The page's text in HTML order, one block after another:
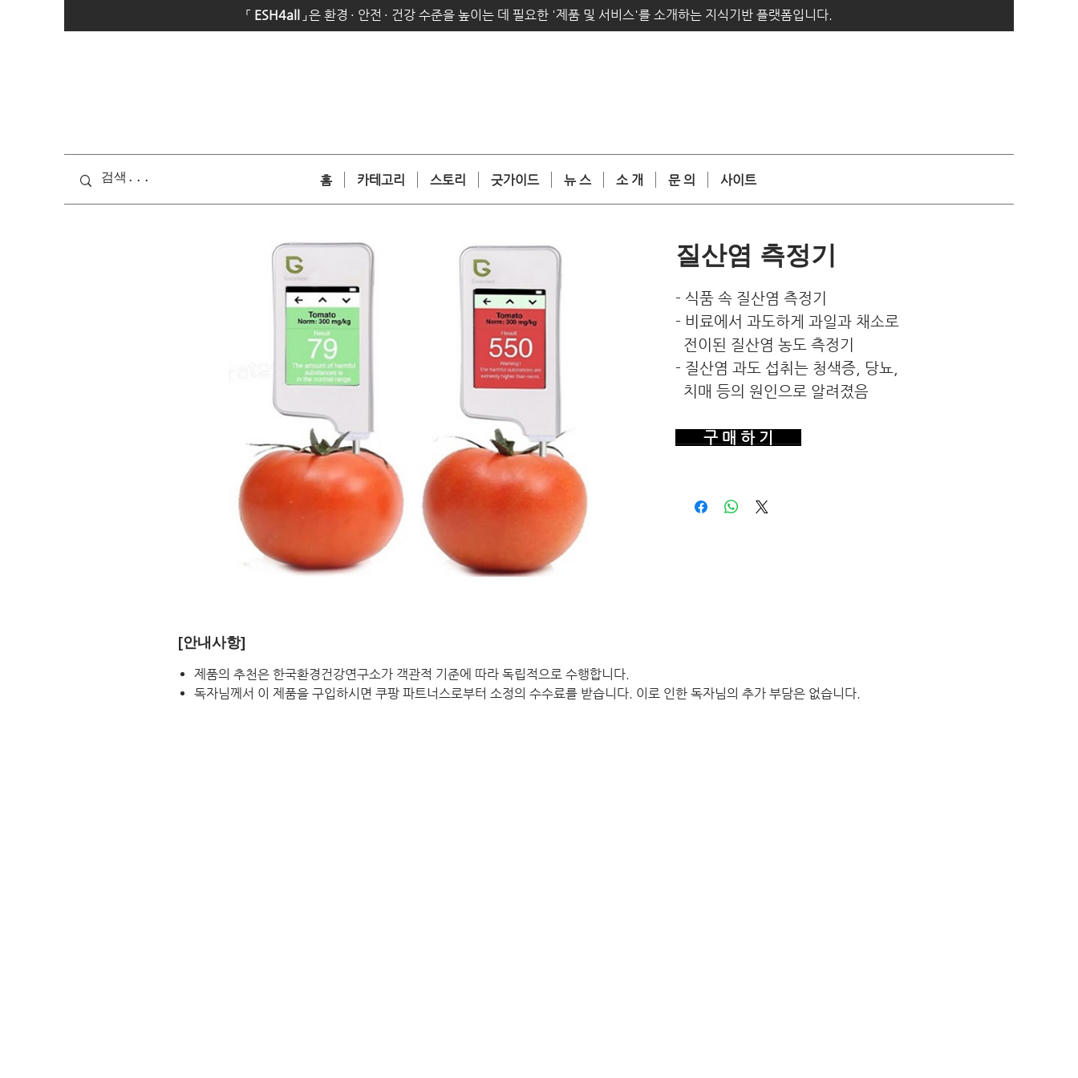
「 ESH4all 」은 환경 · 안전 · 건강 수준을 높이는 데 필요한 '제품 및 서비스'를 소개하는 지식기반 플랫폼입니다.
홈 카테고리 스토리 굿가이드 뉴 스 소 개 문 의 사이트
질산염 측정기
- 식품 속 질산염 측정기
- 비료에서 과도하게 과일과 채소로
전이된 질산염 농도 측정기
- 질산염 과도 섭취는 청색증, 당뇨,
치매 등의 원인으로 알려졌음
구 매 하 기
[안내사항]
제품의 추천은 한국환경건강연구소가 객관적 기준에 따라 독립적으로 수행합니다.
독자님께서 이 제품을 구입하시면 쿠팡 파트너스로부터 소정의 수수료를 받습니다. 이로 인한 독자님의 추가 부담은 없습니다.